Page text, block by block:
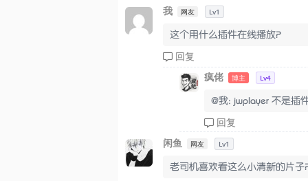
我
网友 Lv1
这个用什么插件在线播放？
回复
疯佬
博主 Lv4
@我: jwplayer 不是插
回复
闲鱼
网友 Lv1
老司机喜欢看这么小清新的片子